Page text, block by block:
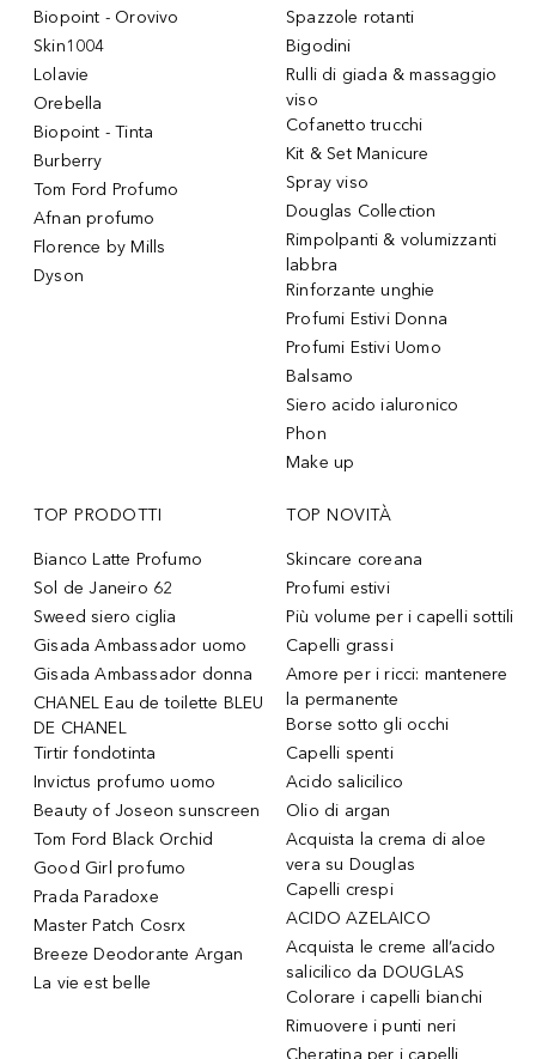
Biopoint - Orovivo
Skin1004
Lolavie
Orebella
Biopoint - Tinta
Burberry
Tom Ford Profumo
Afnan profumo
Florence by Mills
Dyson
Spazzole rotanti
Bigodini
Rulli di giada & massaggio
viso
Cofanetto trucchi
Kit & Set Manicure
Spray viso
Douglas Collection
Rimpolpanti & volumizzanti
labbra
Rinforzante unghie
Profumi Estivi Donna
Profumi Estivi Uomo
Balsamo
Siero acido ialuronico
Phon
Make up
TOP PRODOTTI
Bianco Latte Profumo
Sol de Janeiro 62
Sweed siero ciglia
Gisada Ambassador uomo
Gisada Ambassador donna
CHANEL Eau de toilette BLEU
DE CHANEL
Tirtir fondotinta
Invictus profumo uomo
Beauty of Joseon sunscreen
Tom Ford Black Orchid
Good Girl profumo
Prada Paradoxe
Master Patch Cosrx
Breeze Deodorante Argan
La vie est belle
TOP NOVITÀ
Skincare coreana
Profumi estivi
Più volume per i capelli sottili
Capelli grassi
Amore per i ricci: mantenere
la permanente
Borse sotto gli occhi
Capelli spenti
Acido salicilico
Olio di argan
Acquista la crema di aloe
vera su Douglas
Capelli crespi
ACIDO AZELAICO
Acquista le creme all’acido
salicilico da DOUGLAS
Colorare i capelli bianchi
Rimuovere i punti neri
Cheratina per i capelli